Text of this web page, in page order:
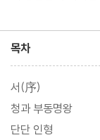
한편 오치카의 산
고 있던 도미지로에
이야기꾼은 곧 아
자들로부터 지켜
목차
서(序)
청과 부동명왕
단단 인형